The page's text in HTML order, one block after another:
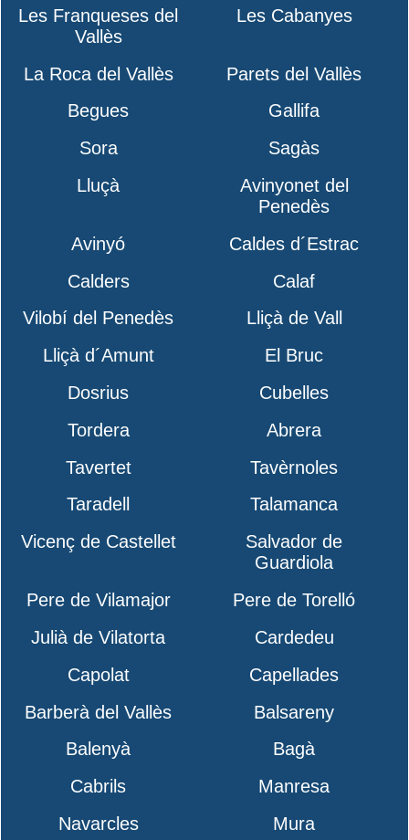
Les Franqueses del
Vallès
Les Cabanyes
La Roca del Vallès
Parets del Vallès
Begues
Gallifa
Sora
Sagàs
Lluçà
Avinyonet del
Penedès
Avinyó
Caldes d´Estrac
Calders
Calaf
Vilobí del Penedès
Lliçà de Vall
Lliçà d´Amunt
El Bruc
Dosrius
Cubelles
Tordera
Abrera
Tavertet
Tavèrnoles
Taradell
Talamanca
Vicenç de Castellet
Salvador de
Guardiola
Pere de Vilamajor
Pere de Torelló
Julià de Vilatorta
Cardedeu
Capolat
Capellades
Barberà del Vallès
Balsareny
Balenyà
Bagà
Cabrils
Manresa
Navarcles
Mura